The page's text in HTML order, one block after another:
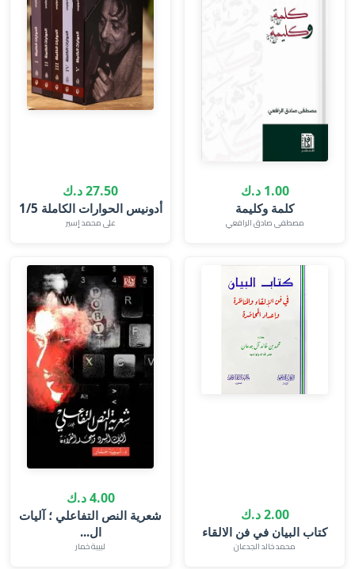
1.00 د.ك
كلمة وكليمة
مصطفى صادق الرافعي
27.50 د.ك
أدونيس الحوارات الكاملة 1/5
على محمد إسير
2.00 د.ك
كتاب البيان في فن الالقاء
محمد خالد الجدعان
4.00 د.ك
شعرية النص التفاعلي ؛ آليات
ال...
لبيبة خمار